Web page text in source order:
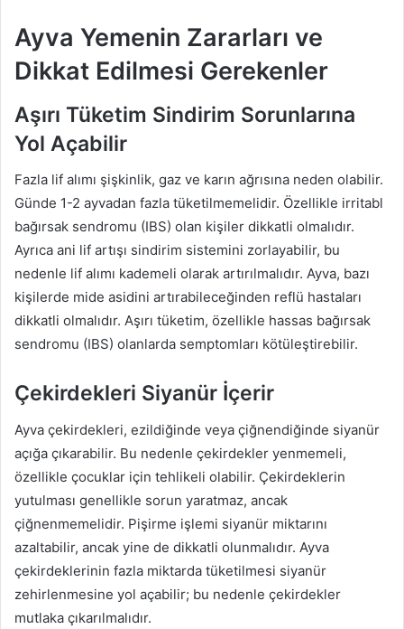
Ayva Yemenin Zararları ve
Dikkat Edilmesi Gerekenler
Aşırı Tüketim Sindirim Sorunlarına
Yol Açabilir
Fazla lif alımı şişkinlik, gaz ve karın ağrısına neden olabilir.
Günde 1-2 ayvadan fazla tüketilmemelidir. Özellikle irritabl
bağırsak sendromu (IBS) olan kişiler dikkatli olmalıdır.
Ayrıca ani lif artışı sindirim sistemini zorlayabilir, bu
nedenle lif alımı kademeli olarak artırılmalıdır. Ayva, bazı
kişilerde mide asidini artırabileceğinden reflü hastaları
dikkatli olmalıdır. Aşırı tüketim, özellikle hassas bağırsak
sendromu (IBS) olanlarda semptomları kötüleştirebilir.
Çekirdekleri Siyanür İçerir
Ayva çekirdekleri, ezildiğinde veya çiğnendiğinde siyanür
açığa çıkarabilir. Bu nedenle çekirdekler yenmemeli,
özellikle çocuklar için tehlikeli olabilir. Çekirdeklerin
yutulması genellikle sorun yaratmaz, ancak
çiğnenmemelidir. Pişirme işlemi siyanür miktarını
azaltabilir, ancak yine de dikkatli olunmalıdır. Ayva
çekirdeklerinin fazla miktarda tüketilmesi siyanür
zehirlenmesine yol açabilir; bu nedenle çekirdekler
mutlaka çıkarılmalıdır.